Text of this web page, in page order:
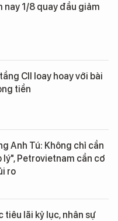
nay 1/8 quay đầu giảm
CII loay hoay với bài
tiền
Anh Tú: Không chỉ cần
lý", Petrovietnam cần cơ
ro
tiêu lãi kỷ lục, nhân sự